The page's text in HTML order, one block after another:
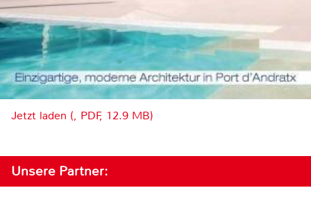
Jetzt laden (, PDF, 12.9 MB)
Unsere Partner: